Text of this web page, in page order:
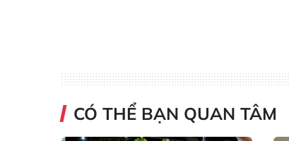
CÓ THỂ BẠN QUAN TÂM